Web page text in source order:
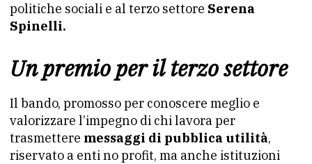
politiche sociali e al terzo settore Serena
Spinelli.
Un premio per il terzo settore
Il bando, promosso per conoscere meglio e
valorizzare l’impegno di chi lavora per
trasmettere messaggi di pubblica utilità,
riservato a enti no profit, ma anche istituzioni